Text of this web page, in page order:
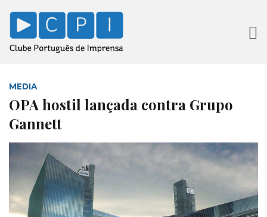
MEDIA
OPA hostil lançada contra Grupo
Gannett